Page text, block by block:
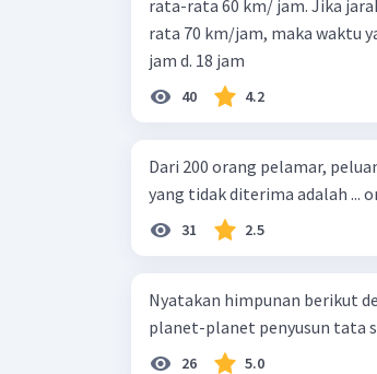
rata-rata 60 km/ jam. Jika
rata 70 km/jam, maka waktu yang
jam d. 18 jam
40 4.2
Dari 200 orang pelamar,
yang tidak diterima adalah ...
31 2.5
Nyatakan himpunan berikut
planet-planet penyusun tata
26 5.0